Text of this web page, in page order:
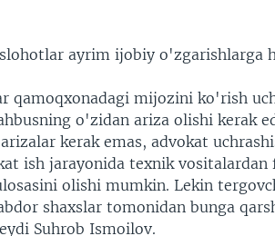
ayrim ijobiy o'zgarishlarga
qamoqxonadagi mijozini ko'rish
o'zidan ariza olishi kerak
kerak emas, advokat
ish jarayonida texnik vositalardan
olishi mumkin. Lekin
shaxslar tomonidan bunga
Suhrob Ismoilov.